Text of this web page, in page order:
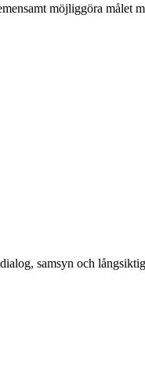
möjliggöra målet
samsyn och